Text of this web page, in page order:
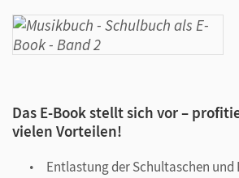
Das E-Book stellt sich vor –
vielen Vorteilen!
Entlastung der Schultaschen und